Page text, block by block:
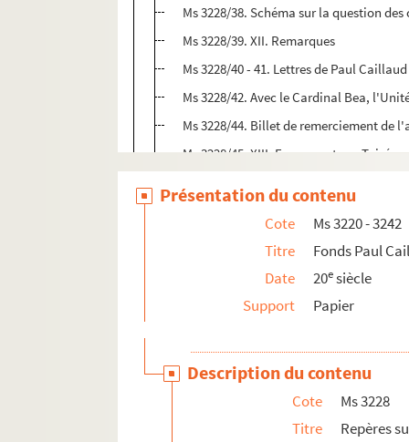
Ms 3228/38. Schéma sur la question
Ms 3228/39. XII. Remarques
Ms 3228/40 - 41. Lettres de Paul
Ms 3228/42. Avec le Cardinal Bea,
Ms 3228/44. Billet de remerciement de
Ms 3228/45. XIII. En passant par Taizé
Ms 3229. Repères sur la carte II
Ms 3230. Repères sur la carte III :
Présentation du contenu
Cote
Ms 3220 - 3242
Titre
Fonds Paul
Date
20esiècle
Support
Papier
Description du contenu
Cote
Ms 3228
Titre
Repères